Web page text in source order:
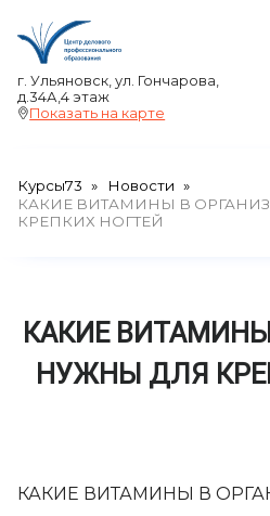
О ЦЕНТРЕ
Преподаватели
Выдаваемые документы
Сведения об
Бухгалтерский учет и
Курсы 1С
Хобби курсы
г. Ульяновск, ул. Гончарова,
д.34А,4 этаж
Показать на карте
Курсы73
Новости
КАКИЕ ВИТАМИНЫ В
КРЕПКИХ НОГТЕЙ
КАКИЕ
НУЖНЫ ДЛЯ
КАКИЕ ВИТАМИНЫ В